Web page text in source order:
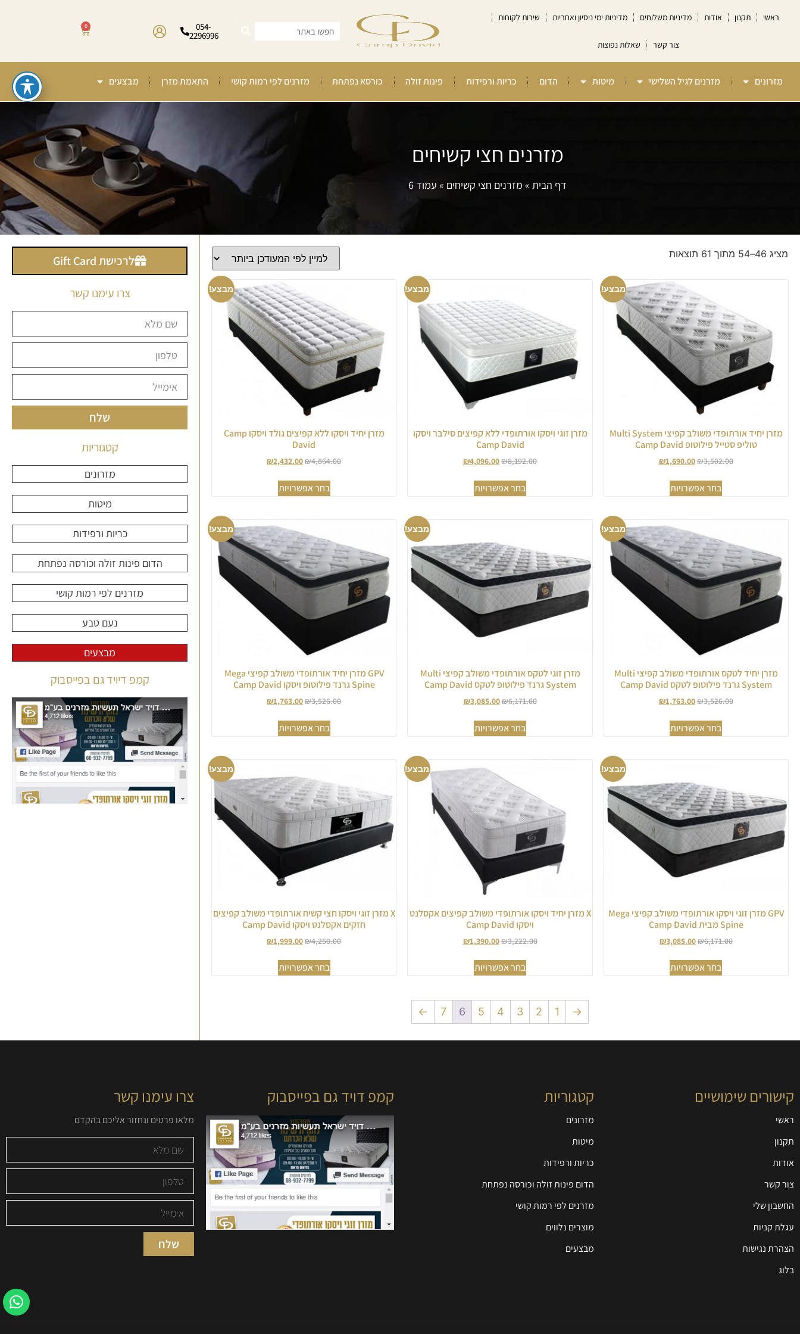
ראשי תקנון אודות מדיניות משלוחים מדיניות ימי ניסיון ואחריות שירות לקוחות
צור קשר שאלות נפוצות
054-
2296996
0
מזרונים מזרנים לגיל השלישי מיטות הדום כריות ורפידות פינות זולה כורסא נפתחת מזרנים לפי רמות קושי התאמת מזרן מבצעים
מזרנים חצי קשיחים
דף הבית » מזרנים חצי קשיחים » עמוד 6
מציג 46–54 מתוך 61 תוצאות
מבצע!
מזרן יחיד אורתופדי משולב קפיצי Multi System
טוליפ סטייל פילוטופ Camp David
₪3,502.00
₪1,690.00
בחר אפשרויות
מבצע!
מזרן זוגי ויסקו אורתופדי ללא קפיצים סילבר ויסקו
Camp David
₪8,192.00
₪4,096.00
בחר אפשרויות
מבצע!
מזרן יחיד ויסקו ללא קפיצים גולד ויסקו Camp
David
₪4,864.00
₪2,432.00
בחר אפשרויות
מבצע!
מזרן יחיד לטקס אורתופדי משולב קפיצי Multi
System גרנד פילוטופ לטקס Camp David
₪3,526.00
₪1,763.00
בחר אפשרויות
מבצע!
מזרן זוגי לטקס אורתופדי משולב קפיצי Multi
System גרנד פילוטופ לטקס Camp David
₪6,171.00
₪3,085.00
בחר אפשרויות
מבצע!
GPV מזרן יחיד אורתופדי משולב קפיצי Mega
Spine גרנד פילוטופ ויסקו Camp David
₪3,526.00
₪1,763.00
בחר אפשרויות
מבצע!
GPV מזרן זוגי ויסקו אורתופדי משולב קפיצי Mega
Spine מבית Camp David
₪6,171.00
₪3,085.00
בחר אפשרויות
מבצע!
X מזרן יחיד ויסקו אורתופדי משולב קפיצים אקסלנט
ויסקו Camp David
₪3,222.00
₪1,390.00
בחר אפשרויות
מבצע!
X מזרן זוגי ויסקו חצי קשיח אורתופדי משולב קפיצים
חזקים אקסלנט ויסקו Camp David
₪4,250.00
₪1,999.00
בחר אפשרויות
→
1
2
3
4
5
6
7
←
לרכישת Gift Card
צרו עימנו קשר
שלח
קטגוריות
מזרונים
מיטות
כריות ורפידות
הדום פינות זולה וכורסה נפתחת
מזרנים לפי רמות קושי
נעם טבע
מבצעים
קמפ דיויד גם בפייסבוק
קישורים שימושיים
ראשי
תקנון
אודות
צור קשר
החשבון שלי
עגלת קניות
הצהרת נגישות
בלוג
קטגוריות
מזרונים
מיטות
כריות ורפידות
הדום פינות זולה וכורסה נפתחת
מזרנים לפי רמות קושי
מוצרים נלווים
מבצעים
קמפ דויד גם בפייסבוק צרו עימנו קשר
מלאו פרטים ונחזור אליכם בהקדם
שלח